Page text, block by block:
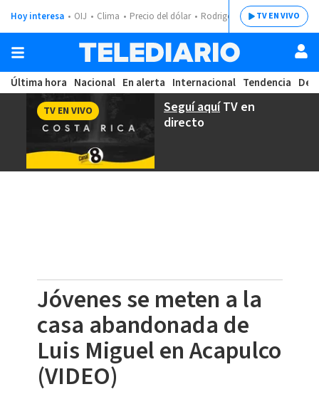
Hoy interesa OIJ Clima Precio del dólar Rodrigo ChavesTV EN VIVO
Última hora Nacional En alerta Internacional Tendencia
Seguí aquíTV en
directo
TV EN VIVO
Jóvenes se meten a la
casa abandonada de
Luis Miguel en Acapulco
(VIDEO)